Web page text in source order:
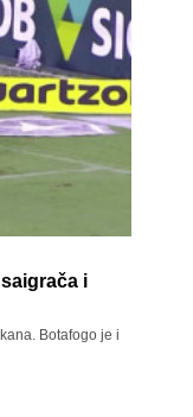
i
Botafogo je i